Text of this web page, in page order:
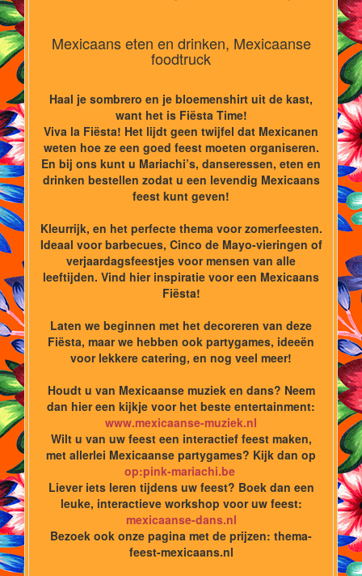
Mexicaans eten en drinken, Mexicaanse
foodtruck
Haal je sombrero en je bloemenshirt uit de kast,
want het is Fiësta Time!
Viva la Fiësta! Het lijdt geen twijfel dat Mexicanen
weten hoe ze een goed feest moeten organiseren.
En bij ons kunt u Mariachi’s, danseressen, eten en
drinken bestellen zodat u een levendig Mexicaans
feest kunt geven!
Kleurrijk, en het perfecte thema voor zomerfeesten.
Ideaal voor barbecues, Cinco de Mayo-vieringen of
verjaardagsfeestjes voor mensen van alle
leeftijden. Vind hier inspiratie voor een Mexicaans
Fiësta!
Laten we beginnen met het decoreren van deze
Fiësta, maar we hebben ook partygames, ideeën
voor lekkere catering, en nog veel meer!
Houdt u van Mexicaanse muziek en dans? Neem
dan hier een kijkje voor het beste entertainment:
www.mexicaanse-muziek.nl
Wilt u van uw feest een interactief feest maken,
met allerlei Mexicaanse partygames? Kijk dan op
op:pink-mariachi.be
Liever iets leren tijdens uw feest? Boek dan een
leuke, interactieve workshop voor uw feest:
mexicaanse-dans.nl
Bezoek ook onze pagina met de prijzen: thema-
feest-mexicaans.nl